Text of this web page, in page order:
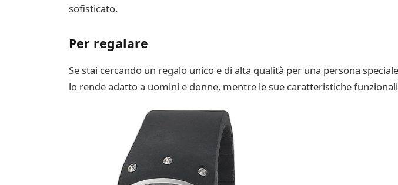
sofisticato.
Per regalare
Se stai cercando un regalo unico e di alta qualità per una persona
lo rende adatto a uomini e donne, mentre le sue caratteristiche